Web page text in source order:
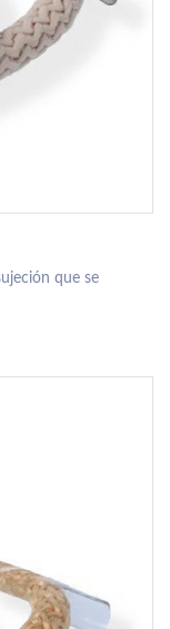
que se